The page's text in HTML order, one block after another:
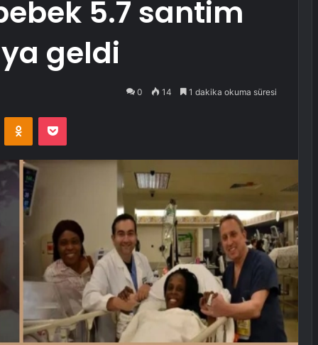
5.7 santim
geldi
0 14 1 dakika okuma süresi
Odnoklassniki
Pocket